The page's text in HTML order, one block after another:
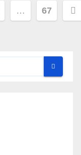
… 67